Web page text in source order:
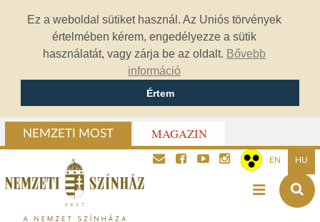
Ez a weboldal sütiket használ. Az Uniós törvények
értelmében kérem, engedélyezze a sütik
használatát, vagy zárja be az oldalt. Bővebb
információ
Értem
NEMZETI MOST MAGAZIN
EN HU